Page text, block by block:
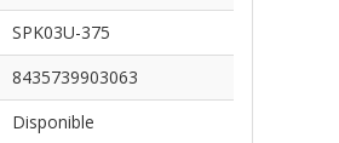
SPK03U-375
8435739903063
Disponible